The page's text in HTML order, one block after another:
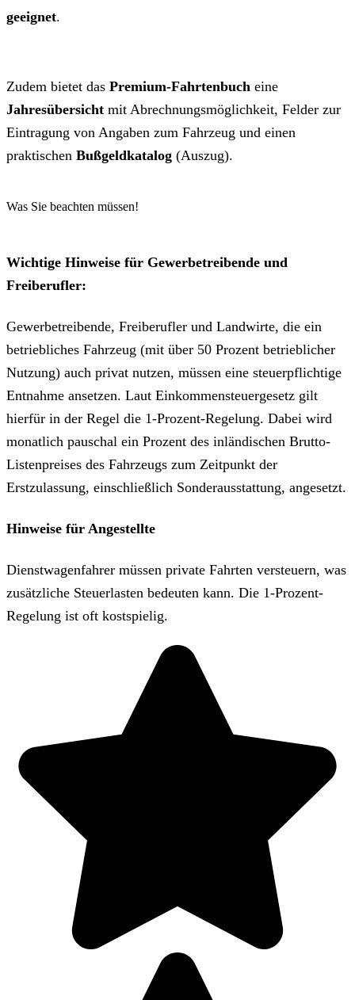
geeignet.
Zudem bietet das Premium-Fahrtenbuch eine
Jahresübersicht mit Abrechnungsmöglichkeit, Felder zur
Eintragung von Angaben zum Fahrzeug und einen
praktischen Bußgeldkatalog (Auszug).
Was Sie beachten müssen!
Wichtige Hinweise für Gewerbetreibende und
Freiberufler:
Gewerbetreibende, Freiberufler und Landwirte, die ein
betriebliches Fahrzeug (mit über 50 Prozent betrieblicher
Nutzung) auch privat nutzen, müssen eine steuerpflichtige
Entnahme ansetzen. Laut Einkommensteuergesetz gilt
hierfür in der Regel die 1-Prozent-Regelung. Dabei wird
monatlich pauschal ein Prozent des inländischen Brutto-
Listenpreises des Fahrzeugs zum Zeitpunkt der
Erstzulassung, einschließlich Sonderausstattung, angesetzt.
Hinweise für Angestellte
Dienstwagenfahrer müssen private Fahrten versteuern, was
zusätzliche Steuerlasten bedeuten kann. Die 1-Prozent-
Regelung ist oft kostspielig.